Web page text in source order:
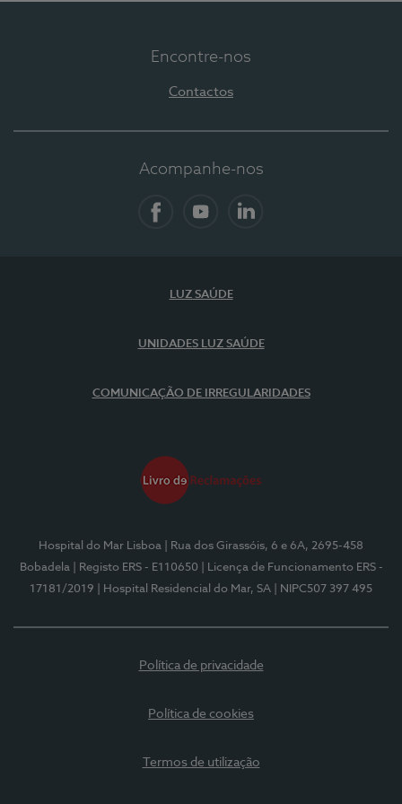
Encontre-nos
Contactos
Acompanhe-nos
LUZ SAÚDE
UNIDADES LUZ SAÚDE
COMUNICAÇÃO DE IRREGULARIDADES
Hospital do Mar Lisboa
| Rua dos Girassóis, 6 e 6A, 2695-458
Bobadela
| Registo ERS - E110650
| Licença de Funcionamento ERS -
17181/2019
| Hospital Residencial do Mar, SA | NIPC507 397 495
Política de privacidade
Política de cookies
Termos de utilização